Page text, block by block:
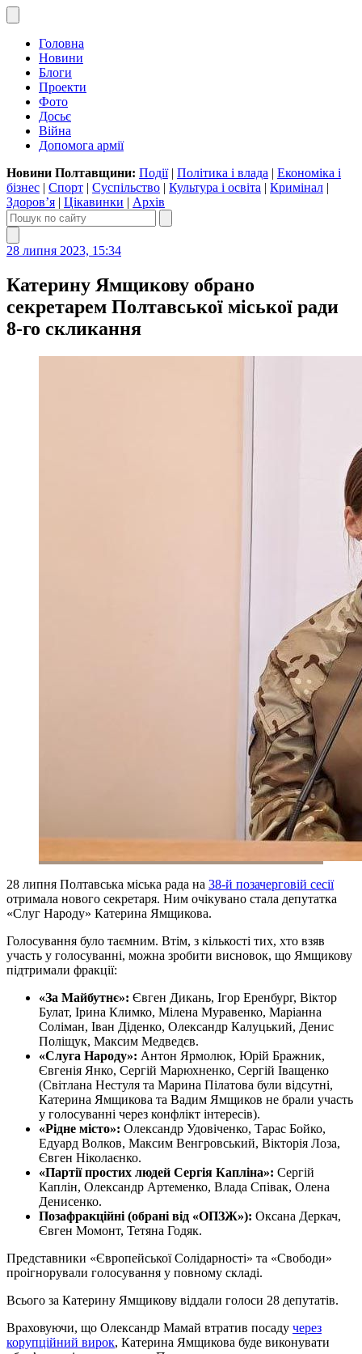
Головна
Новини
Блоги
Проекти
Фото
Досьє
Війна
Допомога армії
Новини Полтавщини: Події| Політика і влада | Економіка і
бізнес | Спорт | Суспільство | Культура і освіта | Кримінал |
Здоров’я | Цікавинки | Архів
28 липня 2023, 15:34
Катерину Ямщикову обрано
секретарем Полтавської міської ради
8-го скликання
28 липня Полтавська міська рада на 38-й позачерговій сесії
отримала нового секретаря. Ним очікувано стала депутатка
«Слуг Народу» Катерина Ямщикова.
Голосування було таємним. Втім, з кількості тих, хто взяв
участь у голосуванні, можна зробити висновок, що Ямщикову
підтримали фракції:
«За Майбутнє»: Євген Дикань, Ігор Еренбург, Віктор
Булат, Ірина Климко, Мілена Муравенко, Маріанна
Соліман, Іван Діденко, Олександр Калуцький, Денис
Поліщук, Максим Медведєв.
«Слуга Народу»: Антон Ярмолюк, Юрій Бражник,
Євгенія Янко, Сергій Марюхненко, Сергій Іващенко
(Світлана Нестуля та Марина Пілатова були відсутні,
Катерина Ямщикова та Вадим Ямщиков не брали участь
у голосуванні через конфлікт інтересів).
«Рідне місто»: Олександр Удовіченко, Тарас Бойко,
Едуард Волков, Максим Венгровський, Вікторія Лоза,
Євген Ніколаєнко.
«Партії простих людей Сергія Капліна»: Сергій
Каплін, Олександр Артеменко, Влада Співак, Олена
Денисенко.
Позафракційні (обрані від «ОПЗЖ»): Оксана Деркач,
Євген Момонт, Тетяна Годяк.
Представники «Європейської Солідарності» та «Свободи»
проігнорували голосування у повному складі.
Всього за Катерину Ямщикову віддали голоси 28 депутатів.
Враховуючи, що Олександр Мамай втратив посаду через
корупційний вирок, Катерина Ямщикова буде виконувати